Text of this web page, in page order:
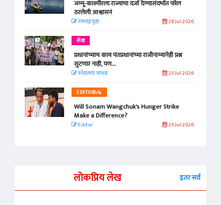
जम्मू-काश्मीरला राज्याचा दर्जा देण्यासंदर्भात फोल
ठरलेली आश्वासनं
रामचंद्र गुहा 28 Jul 2026
लेख
प्रधानांच्याच काय पंतप्रधानांच्या राजीनाम्यानेही प्रश्न
सुटणार नाही, पण...
स्नेहलता जाधव 23 Jul 2026
EDITORIAL
Will Sonam Wangchuk's Hunger Strike
Make a Difference?
Editor 20 Jul 2026
लोकप्रिय लेख इतर सर्व